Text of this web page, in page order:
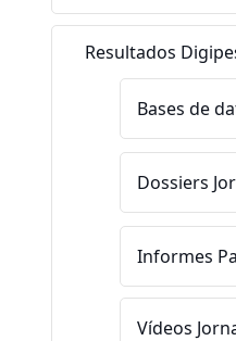
Resultados
Bases de
Dossiers
Informes
Vídeos